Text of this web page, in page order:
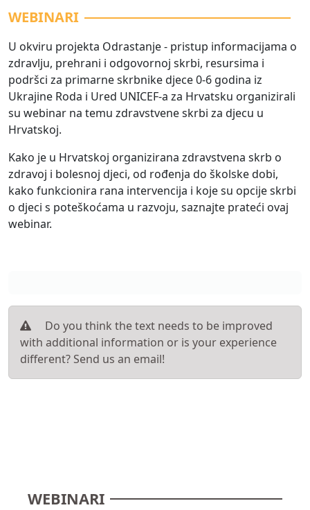
WEBINARI
U okviru projekta Odrastanje - pristup informacijama o
zdravlju, prehrani i odgovornoj skrbi, resursima i
podršci za primarne skrbnike djece 0-6 godina iz
Ukrajine Roda i Ured UNICEF-a za Hrvatsku organizirali
su webinar na temu zdravstvene skrbi za djecu u
Hrvatskoj.
Kako je u Hrvatskoj organizirana zdravstvena skrb o
zdravoj i bolesnoj djeci, od rođenja do školske dobi,
kako funkcionira rana intervencija i koje su opcije skrbi
o djeci s poteškoćama u razvoju, saznajte prateći ovaj
webinar.
Do you think the text needs to be improved
with additional information or is your experience
different? Send us an email!
WEBINARI